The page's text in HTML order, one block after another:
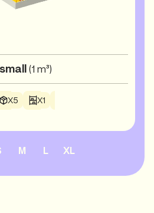
(1 m³)
X5 X1
dello spazio da visualizzare
M L XL